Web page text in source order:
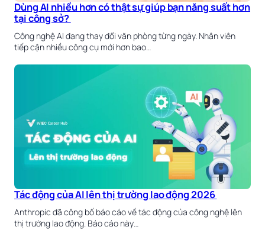
Dùng AI nhiều hơn có thật sự giúp bạn năng suất hơn
tại công sở?
Công nghệ AI đang thay đổi văn phòng từng ngày. Nhân viên
tiếp cận nhiều công cụ mới hơn bao…
Tác động của AI lên thị trường lao động 2026
Anthropic đã công bố báo cáo về tác động của công nghệ lên
thị trường lao động. Báo cáo này…